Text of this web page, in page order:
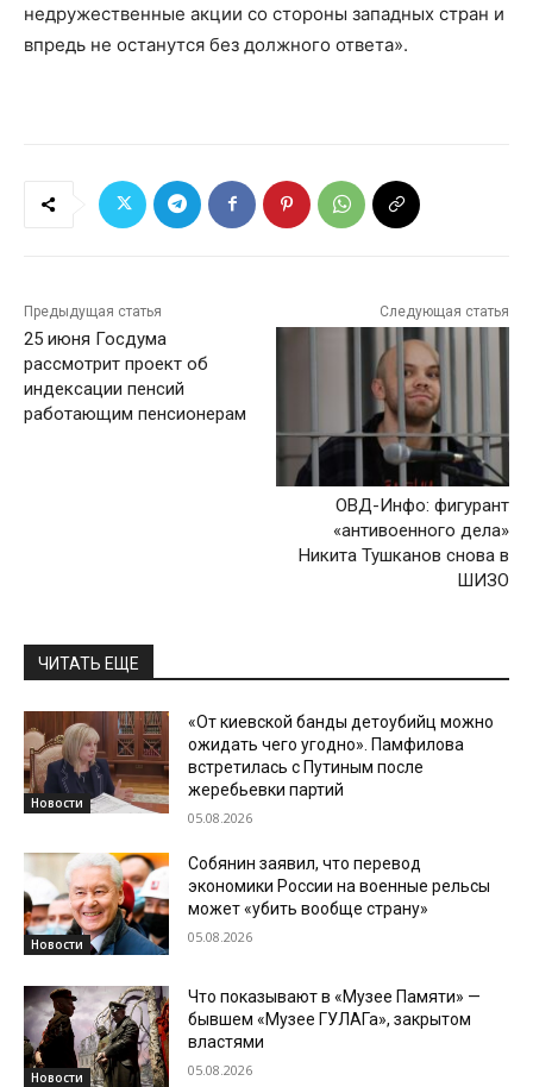
недружественные акции со стороны западных стран и
впредь не останутся без должного ответа».
Предыдущая статья
25 июня Госдума
рассмотрит проект об
индексации пенсий
работающим пенсионерам
Следующая статья
ОВД-Инфо: фигурант
«антивоенного дела»
Никита Тушканов снова в
ШИЗО
ЧИТАТЬ ЕЩЕ
Новости
«От киевской банды детоубийц можно
ожидать чего угодно». Памфилова
встретилась с Путиным после
жеребьевки партий
05.08.2026
Новости
Собянин заявил, что перевод
экономики России на военные рельсы
может «убить вообще страну»
05.08.2026
Новости
Что показывают в «Музее Памяти» —
бывшем «Музее ГУЛАГа», закрытом
властями
05.08.2026